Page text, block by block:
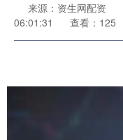
来源：资生网配资
06:01:31
查看：125